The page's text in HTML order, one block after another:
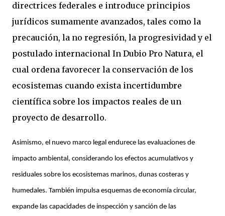
directrices federales e introduce principios
jurídicos sumamente avanzados, tales como la
precaución, la no regresión, la progresividad y el
postulado internacional In Dubio Pro Natura, el
cual ordena favorecer la conservación de los
ecosistemas cuando exista incertidumbre
científica sobre los impactos reales de un
proyecto de desarrollo.
Asimismo, el nuevo marco legal endurece las evaluaciones de
impacto ambiental, considerando los efectos acumulativos y
residuales sobre los ecosistemas marinos, dunas costeras y
humedales. También impulsa esquemas de economía circular,
expande las capacidades de inspección y sanción de las